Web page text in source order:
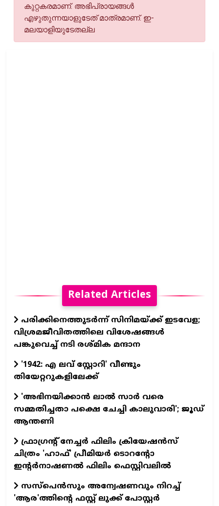
കുറ്റകരമാണ്. അഭിപ്രായങ്ങള്‍
എഴുതുന്നയാളുടേത് മാത്രമാണ്. ഇ-
മലയാളിയുടേതല്ല
Related Articles
പരിക്കിനെത്തുടർന്ന് സിനിമയ്ക്ക് ഇടവേള;
വിശ്രമജീവിതത്തിലെ വിശേഷങ്ങൾ
പങ്കുവെച്ച് നടി രശ്മിക മന്ദാന
'1942: എ ലവ് സ്റ്റോറി' വീണ്ടും
തിയേറ്ററുകളിലേക്ക്
'അഭിനയിക്കാന്‍ ലാല്‍ സാര്‍ വരെ
സമ്മതിച്ചതാ പക്ഷെ ചേച്ചി കാലുവാരി'; ജൂഡ്
ആന്തണി
ഫ്രാഗ്രന്റ് നേച്ചര്‍ ഫിലിം ക്രിയേഷന്‍സ്
ചിത്രം 'ഹാഫ്' പ്രീമിയര്‍ ടൊറന്റോ
ഇന്റര്‍നാഷണല്‍ ഫിലിം ഫെസ്റ്റിവലില്‍
സസ്പെന്‍സും അന്വേഷണവും നിറച്ച്
'ആര'ത്തിന്റെ ഫസ്റ്റ് ലുക്ക് പോസ്റ്റര്‍